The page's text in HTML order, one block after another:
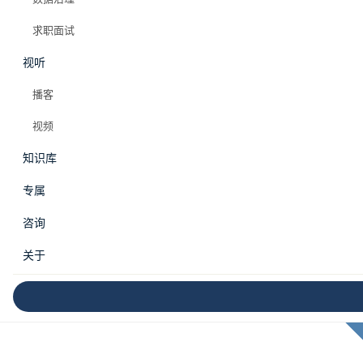
求职面试
视听
播客
视频
知识库
专属
咨询
关于